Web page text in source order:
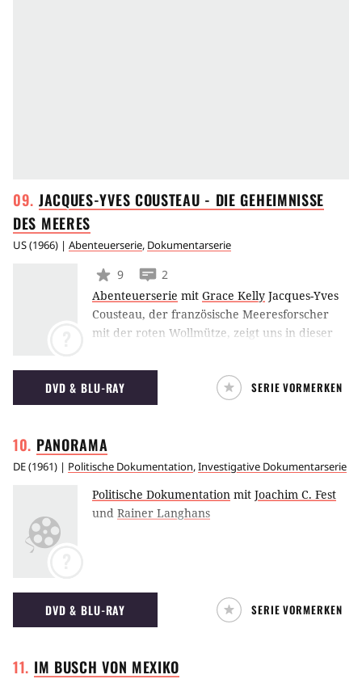
JACQUES-YVES COUSTEAU - DIE GEHEIMNISSE
DES MEERES
US(1966) | Abenteuerserie, Dokumentarserie
9
2
Abenteuerserie mit Grace Kelly Jacques-Yves
Cousteau, der französische Meeresforscher
mit der roten Wollmütze, zeigt uns in dieser
Die Doku-Serie entstand Mitte der 60er bis
Mitte der 70er Jahre.
DVD & BLU-RAY SERIE VORMERKEN
PANORAMA
DE(1961) | Politische Dokumentation,Investigative Dokumentarserie
Politische Dokumentation mit Joachim C. Fest
und Rainer Langhans
DVD & BLU-RAY SERIE VORMERKEN
IM BUSCH VON MEXIKO